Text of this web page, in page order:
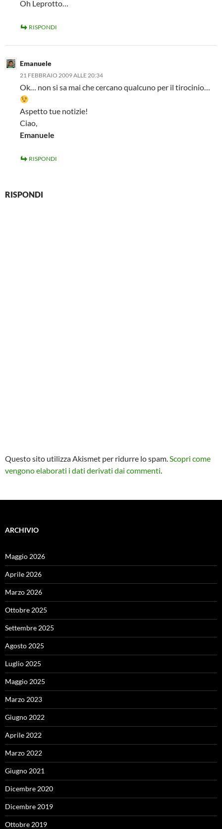
Oh Leprotto…
RISPONDI
Emanuele
21 FEBBRAIO 2009 ALLE 20:34
Ok… non si sa mai che cercano qualcuno per il tirocinio…
Aspetto tue notizie!
Ciao,
Emanuele
RISPONDI
RISPONDI
Questo sito utilizza Akismet per ridurre lo spam.Scopri come
vengono elaborati i dati derivati dai commenti.
ARCHIVIO
Maggio 2026
Aprile 2026
Marzo 2026
Ottobre 2025
Settembre 2025
Agosto 2025
Luglio 2025
Maggio 2025
Marzo 2023
Giugno 2022
Aprile 2022
Marzo 2022
Giugno 2021
Dicembre 2020
Dicembre 2019
Ottobre 2019